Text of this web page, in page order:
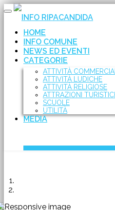
Toggle
navigation
INFO RIPACANDIDA
HOME
INFO COMUNE
NEWS ED EVENTI
CATEGORIE
ATTIVITÀ
ATTIVITÀ LUDICHE
ATTIVITÀ RELIGIOSE
ATTRAZIONI
SCUOLE
UTILITÀ
MEDIA